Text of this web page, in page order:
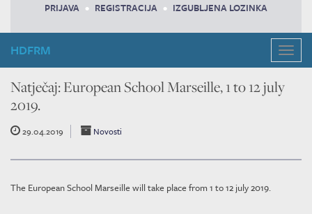
PRIJAVA • REGISTRACIJA • IZGUBLJENA LOZINKA
HDFRM
Natječaj: European School Marseille, 1 to 12 july
2019.
29.04.2019 Novosti
The European School Marseille will take place from 1 to 12 july 2019.